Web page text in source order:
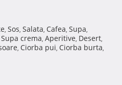
, Sos, Salata, Cafea, Supa,
Supa crema, Aperitive, Desert,
, Ciorba pui, Ciorba burta,